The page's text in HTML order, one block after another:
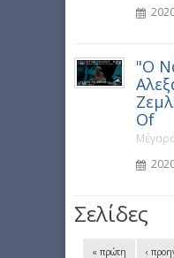
"Ο
Of
Σελίδες
« πρώτη ‹